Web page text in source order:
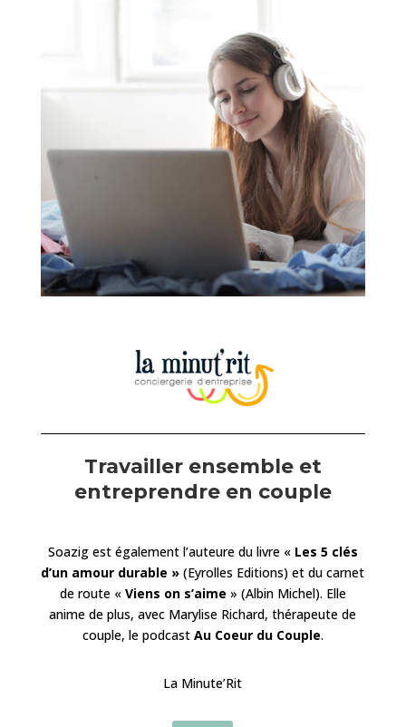
Travailler ensemble et
entreprendre en couple
Soazig est également l’auteure du livre « Les 5 clés
d’un amour durable » (Eyrolles Editions) et du carnet
de route « Viens on s’aime » (Albin Michel). Elle
anime de plus, avec Marylise Richard, thérapeute de
couple, le podcast Au Coeur du Couple.
La Minute’Rit